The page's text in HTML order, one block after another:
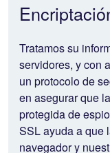
Tratamos su
servidores, y con
un protocolo de
en asegurar que
protegida de
SSL ayuda a que
navegador y